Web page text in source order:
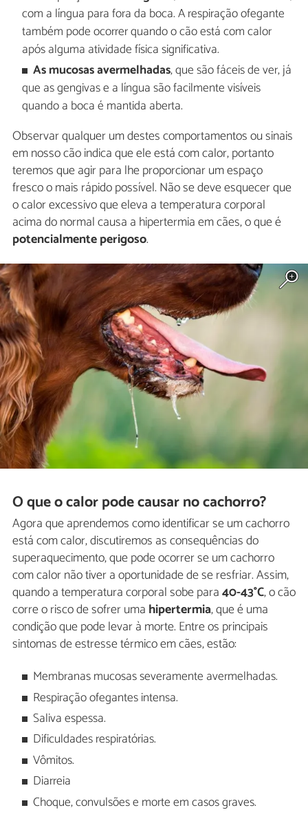
com a língua para fora da boca. A respiração ofegante
também pode ocorrer quando o cão está com calor
após alguma atividade física significativa.
As mucosas avermelhadas, que são fáceis de ver, já
que as gengivas e a língua são facilmente visíveis
quando a boca é mantida aberta.
Observar qualquer um destes comportamentos ou sinais
em nosso cão indica que ele está com calor, portanto
teremos que agir para lhe proporcionar um espaço
fresco o mais rápido possível. Não se deve esquecer que
o calor excessivo que eleva a temperatura corporal
acima do normal causa a hipertermia em cães, o que é
potencialmente perigoso.
O que o calor pode causar no cachorro?
Agora que aprendemos como identificar se um cachorro
está com calor, discutiremos as consequências do
superaquecimento, que pode ocorrer se um cachorro
com calor não tiver a oportunidade de se resfriar. Assim,
quando a temperatura corporal sobe para40-43°C, o cão
corre o risco de sofrer uma hipertermia, que é uma
condição que pode levar à morte. Entre os principais
sintomas de estresse térmico em cães, estão:
Membranas mucosas severamente avermelhadas.
Respiração ofegantes intensa.
Saliva espessa.
Dificuldades respiratórias.
Vômitos.
Diarreia
Choque, convulsões e morte em casos graves.